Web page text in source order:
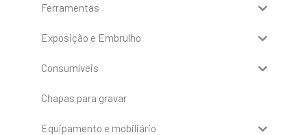
Ferramentas
Exposição e Embrulho
Consumíveis
Chapas para gravar
Equipamento e mobiliário